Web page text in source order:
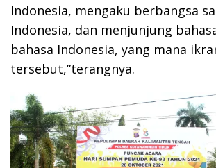
Indonesia, mengaku berbangsa
Indonesia, dan menjunjung
bahasa Indonesia, yang mana
tersebut,”terangnya.